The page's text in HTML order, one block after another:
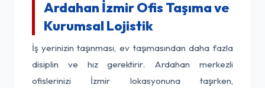
Ardahan İzmir Ofis Taşıma ve
Kurumsal Lojistik
İş yerinizin taşınması, ev taşımasından daha fazla
disiplin ve hız gerektirir. Ardahan merkezli
ofislerinizi İzmir lokasyonuna taşırken,